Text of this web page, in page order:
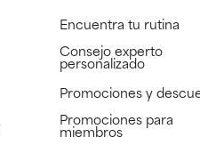
Encuentra tu rutina
Consejo experto
personalizado
Promociones y
Promociones para
miembros